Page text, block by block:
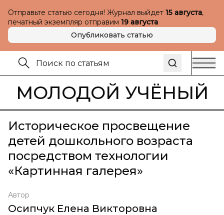
Отправьте статью сегодня! Журнал выйдет 15 августа,
печатный экземпляр отправим 19 августа
Опубликовать статью
МОЛОДОЙ УЧЁНЫЙ
Историческое просвещение
детей дошкольного возраста
посредством технологии
«Картинная галерея»
Автор
Осипчук Елена Викторовна